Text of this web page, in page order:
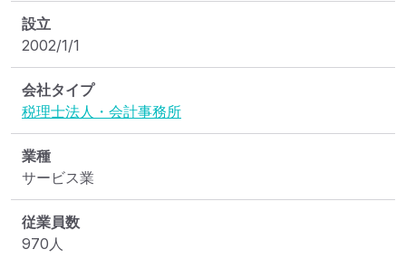
設立
2002/1/1
会社タイプ
税理士法人・会計事務所
業種
サービス業
従業員数
970人